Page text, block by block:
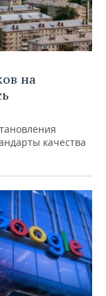
на
качества